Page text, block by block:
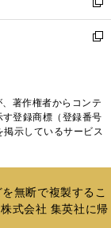
開
く
ド
ウ
で
ィ
ン
ド
く
新
し
い
ド
ウ
で
新
ィ
ン
ド
開
く
著作権者からコンテ
登録商標（登録番号
示しているサービス
無断で複製するこ
式会社 集英社に帰